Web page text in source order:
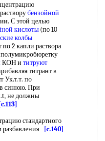
бензойной
С этой целью
кислоты (по 10
колбы
2 капли раствора
КОН и титруют
титрант в
Ук.т.т. по
синюю. При
не должны
[c.113]
стандартного
разбавления
[c.140]